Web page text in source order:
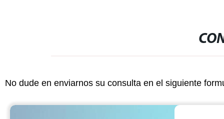
No dude en enviarnos su consulta en el siguiente